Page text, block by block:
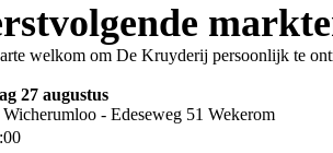
welkom om De Kruyderij persoonlijk te
27 augustus
Wicherumloo - Edeseweg 51 Wekerom